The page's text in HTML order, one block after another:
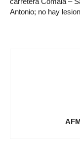
Antonio; no hay